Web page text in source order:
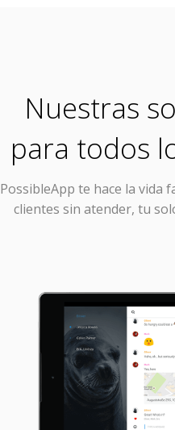
Nuestras
para todos
PossibleApp te hace la vida
clientes sin atender, tu